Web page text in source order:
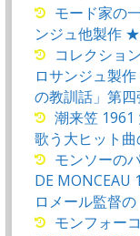
モード家の
ンジュ他製
コレクショ
ロサンジュ製
の教訓話」第四
潮来笠 1961
歌う大ヒット
モンソーの
DE MONCEAU
ロメール監督
モンフォー